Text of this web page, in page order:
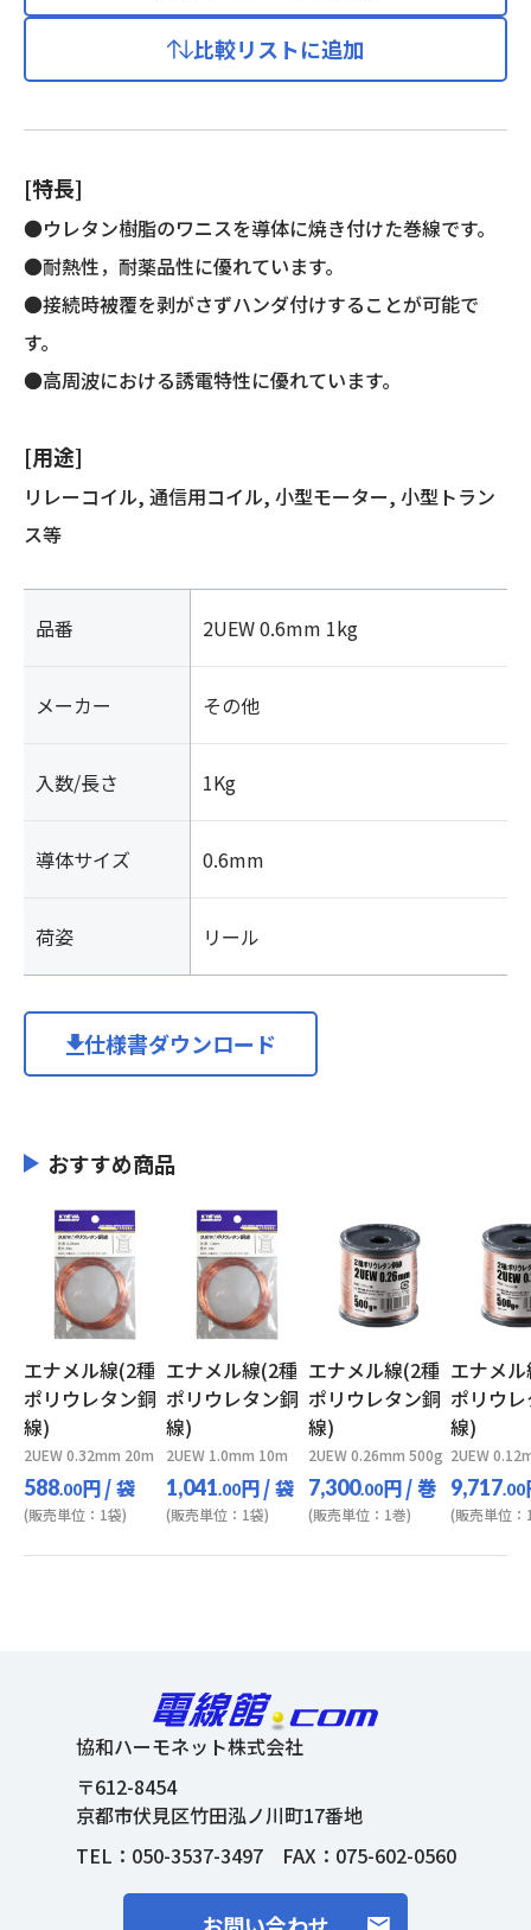
ウ
タ
個
比較リストに追加
[特長]
●ウレタン樹脂のワニスを導体に焼き付けた巻線です。
●耐熱性，耐薬品性に優れています。
●接続時被覆を剥がさずハンダ付けすることが可能で
す。
●高周波における誘電特性に優れています。
[用途]
リレーコイル, 通信用コイル, 小型モーター, 小型トラン
ス等
品番 2UEW 0.6mm 1kg
メーカー その他
入数/長さ 1Kg
導体サイズ 0.6mm
荷姿 リール
仕様書ダウンロード
おすすめ商品
エナメル線(2種
ポリウレタン銅
線)
2UEW 0.32mm 20m
588.00円/ 袋
(販売単位：1袋)
エナメル線(2種
ポリウレタン銅
線)
2UEW 1.0mm 10m
1,041.00円/ 袋
(販売単位：1袋)
エナメル線(2種
ポリウレタン銅
線)
2UEW 0.26mm 500g
7,300.00円/ 巻
(販売単位：1巻)
エナメ
ポリウ
線)
2UEW
9,717.00
(販売単位：
協和ハーモネット株式会社
〒612-8454
京都市伏見区竹田泓ノ川町17番地
TEL： 050-3537-3497FAX：075-602-0560